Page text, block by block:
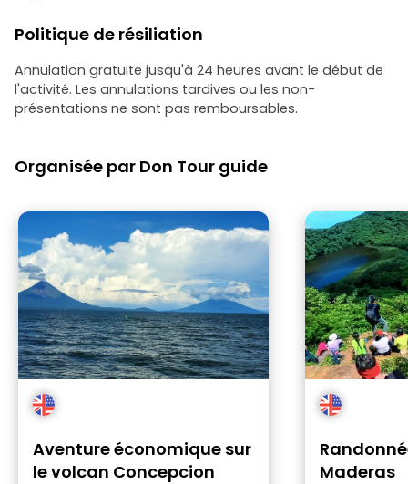
Politique de résiliation
Annulation gratuite jusqu'à 24 heures avant le début de
l'activité. Les annulations tardives ou les non-
présentations ne sont pas remboursables.
Organisée par Don Tour guide
Aventure économique sur
le volcan Concepcion
Maderas